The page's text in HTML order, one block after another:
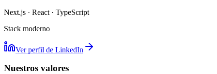
Next.js · React · TypeScript
Stack moderno
Ver perfil de LinkedIn
Nuestros valores